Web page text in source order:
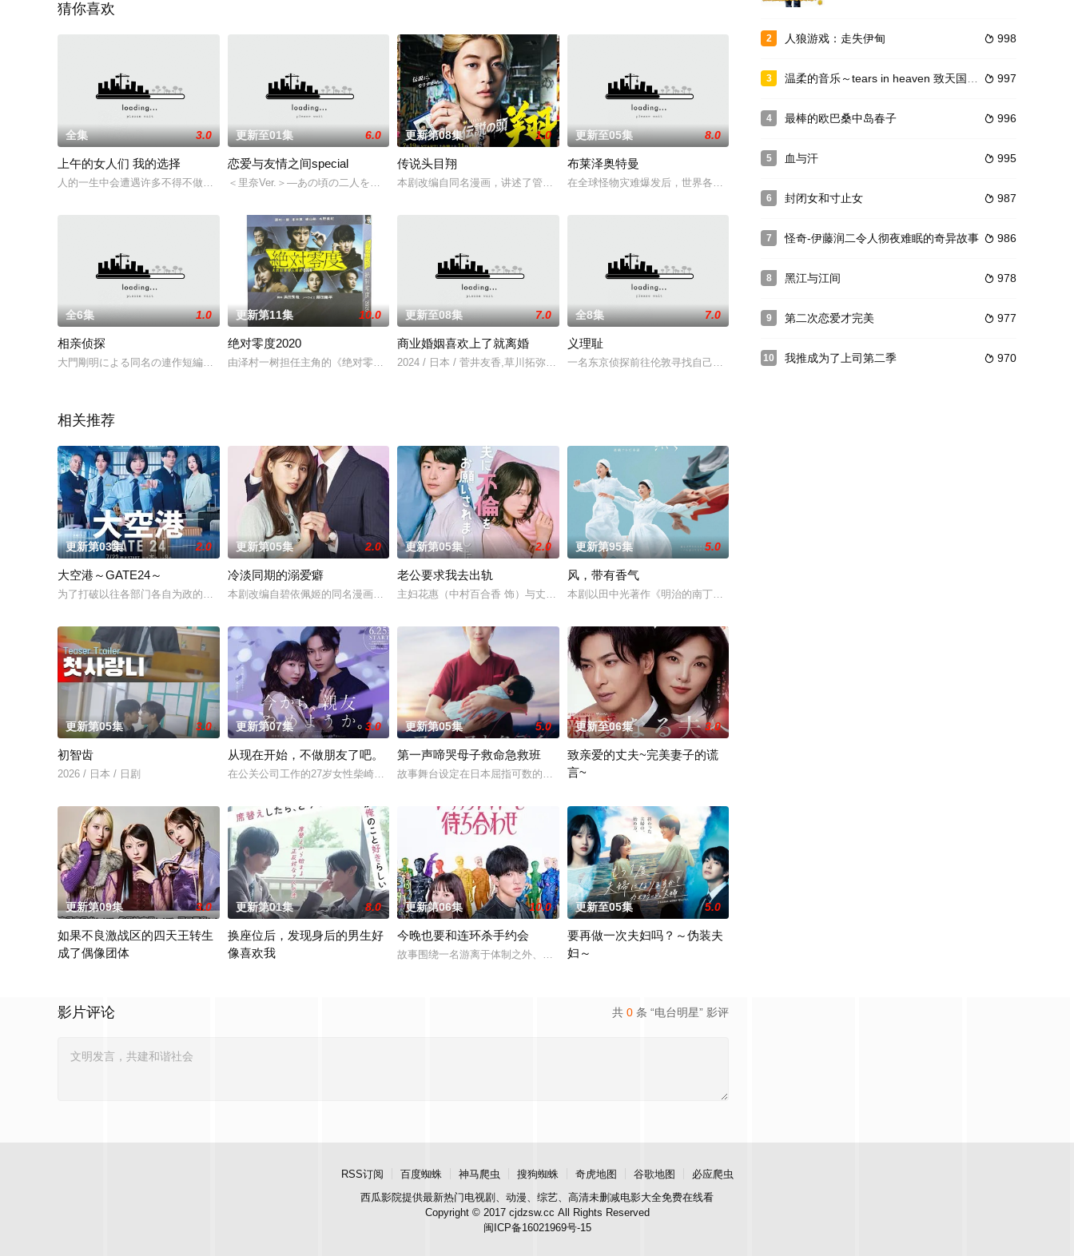
猜你喜欢
全集 3.0
上午的女人们 我的选择
人的一生中会遭遇许多不得不做出选择的「分歧点」。本季的故事刻画了缠绕着4位主人公生活中的烦恼与纠葛，透过意料之外的剧情发展，呈现了每位主人公不同的「分歧点」 所收获的不同的结果。无论何种选择，
更新至01集 6.0
恋爱与友情之间special
＜里奈Ver.＞―あの頃の二人を、君はまだ覚えてる...？誰もが羨む生活、裕福な恋人。不満なんて何もない。でも―。幸せに生きてるはずなのに、私の心の奥には、青春時代を共に
更新第08集 1.0
传说头目翔
本剧改编自同名漫画，讲述了管理着拥有超过1000名不良少年的不良团队的传说头目·伊集院翔，和在班级里完全没有存在感、学校阶级最底层的
更新至05集 8.0
布莱泽奥特曼
在全球怪物灾难爆发后，世界各国于1966年成立了地球防卫队（GGF），以应对来自地球内外的怪物和外星
全6集 1.0
相亲侦探
大門剛明による同名の連作短編小説を原作とする人情ラブコメミステリー「婚活探偵」。仕事はできるが女性にモテない中年探偵・黒崎竜司が、事務所に舞い込んでくる謎や事件を解決しつつ婚活に励むさまが描か
更新第11集 10.0
绝对零度2020
由泽村一树担任主角的《绝对零度2018》是富士台继《cb3》后睽别一年重上收视双位数收视率的第一部作品，也是月9复活的开端，并在2019年纽约电影节获得电视剧部门铜奖，口碑
更新至08集 7.0
商业婚姻喜欢上了就离婚
2024 / 日本 / 菅井友香,草川拓弥,井上想良,冈本夏美,水崎绫女
全8集 7.0
义理耻
一名东京侦探前往伦敦寻找自己失散多年的弟弟，他现在被认为是一名极道组织成员，因谋杀一名日本商人
相关推荐
更新第03集 2.0
大空港～GATE24～
为了打破以往各部门各自为政的死板规矩，内阁官房直属成立了一个特殊的新部门“GATE24”。这个部门直接把负责查验护照的入境管理局、盯着行李物品的海关等各路精英强行抽调并组合到了一起。虽然他们一
更新第05集 2.0
冷淡同期的溺爱癖
本剧改编自碧依佩姬的同名漫画，是一部办公室爱情故事，讲述拥有特殊能力的读心少女与外表冷酷、却在脑海中不断幻想女主角的同期同事之间的恋爱故事。
更新第05集 2.0
老公要求我去出轨
主妇花惠（中村百合香 饰）与丈夫弘树（佐野玲於 饰）及4岁女儿看似幸福，却面临着丧偶式育儿与长达5年的“亲密关系缺失”。深感不安的花惠
更新第95集 5.0
风，带有香气
本剧以田中光著作《明治的南丁格尔 大关和物语》为原案，取材自日本首位专业女护士大关和与铃木雅的真
更新第05集 3.0
初智齿
2026 / 日本 / 日剧
更新第07集 3.0
从现在开始，不做朋友了吧。
在公关公司工作的27岁女性柴崎希麻里性格开朗直率，却因与历任男友在性生活的不合而深陷情感创伤。面对身边朋友接连结婚的焦虑，她向相识于大学、如今又是职场同僚的完美好
更新第05集 5.0
第一声啼哭母子救命急救班
故事舞台设定在日本屈指可数的顶级豪华医院“圣菲奥娜医院”。少子化、医生短缺、地方产科接连关闭……在令和时代的当下，守护母婴生命的“分
更新至06集 3.0
致亲爱的丈夫~完美妻子的谎
言~
更新第09集 3.0
如果不良激战区的四天王转生
成了偶像团体
更新第01集 8.0
换座位后，发现身后的男生好
像喜欢我
更新第06集 10.0
今晚也要和连环杀手约会
故事围绕一名游离于体制之外、孤傲冷峻的“独狼”刑警，与一位拥有特异功能的神秘密友展开。女主角黑井雏田只要触碰杀手，眼前便会浮现出冰
更新至05集 5.0
要再做一次夫妇吗？～伪装夫
妇～
共 0 条 “电台明星” 影评
影片评论
2  998
人狼游戏：走失伊甸
3  997
温柔的音乐～tears in heaven 致天国的你
4  996
最棒的欧巴桑中岛春子
5  995
血与汗
6  987
封闭女和寸止女
7  986
怪奇-伊藤润二令人彻夜难眠的奇异故事
8  978
黑江与江间
9  977
第二次恋爱才完美
10  970
我推成为了上司第二季
RSS订阅 百度蜘蛛 神马爬虫 搜狗蜘蛛 奇虎地图 谷歌地图
必应爬虫
西瓜影院提供最新热门电视剧、动漫、综艺、高清未删减电影大全免费在线看
Copyright © 2017 cjdzsw.cc All Rights Reserved
闽ICP备16021969号-15